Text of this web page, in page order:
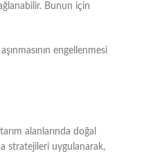
Bunun için
engellenmesi
alanlarında doğal
stratejileri uygulanarak,